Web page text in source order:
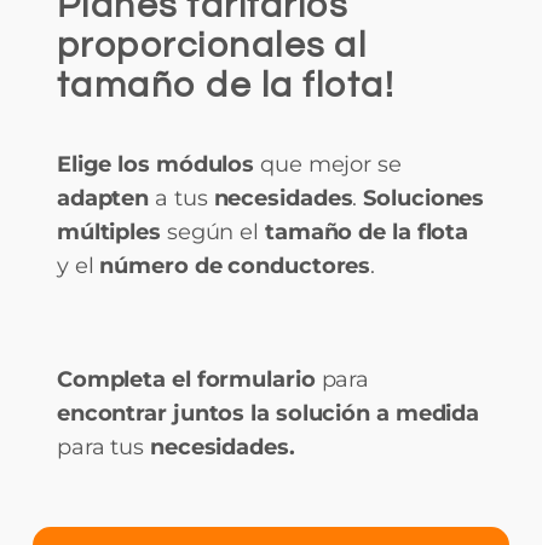
proporcionales al
tamaño de la flota!
Elige los módulos que mejor se
adapten a tus necesidades.Soluciones
múltiples según el tamaño de la flota
y el número de conductores.
Completa el formulariopara
encontrar juntos la solución a medida
para tus necesidades.